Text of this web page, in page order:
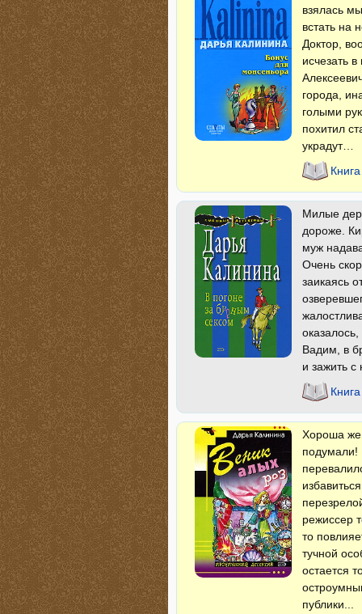
взялась
встать на
Доктор,
исчезать
города,
голыми
похитил
украдут…
Милые
дороже.
муж
Очень
заикаясь
Вадим, в
и зажить с
Хороша же
подумали!
режиссер
то
тучной
остается
публики...